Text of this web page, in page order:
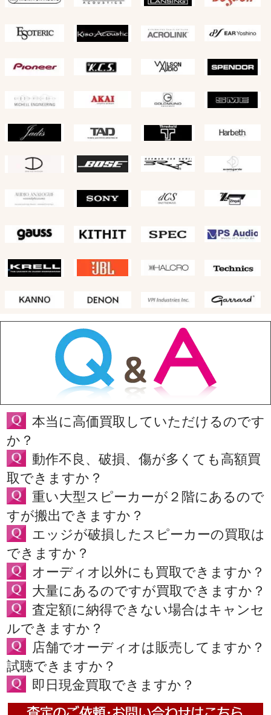
本当に高価買取していただけるのです
か？
動作不良、破損、傷が多くても高額買
取できますか？
重い大型スピーカーが２階にあるので
すが搬出できますか？
エッジが破損したスピーカーの買取は
できますか？
オーディオ以外にも買取できますか？
大量にあるのですが買取できますか？
査定額に納得できない場合はキャンセ
ルできますか？
店舗でオーディオは販売してますか？
試聴できますか？
即日現金買取できますか？